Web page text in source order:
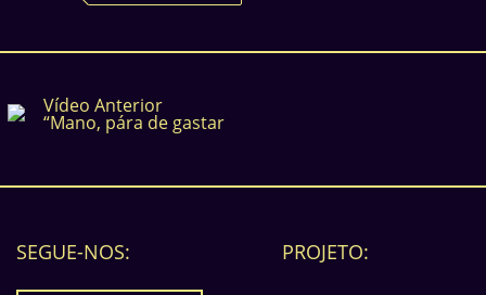
Vídeo Anterior
“Mano, pára de gastar
SEGUE-NOS: PROJETO: